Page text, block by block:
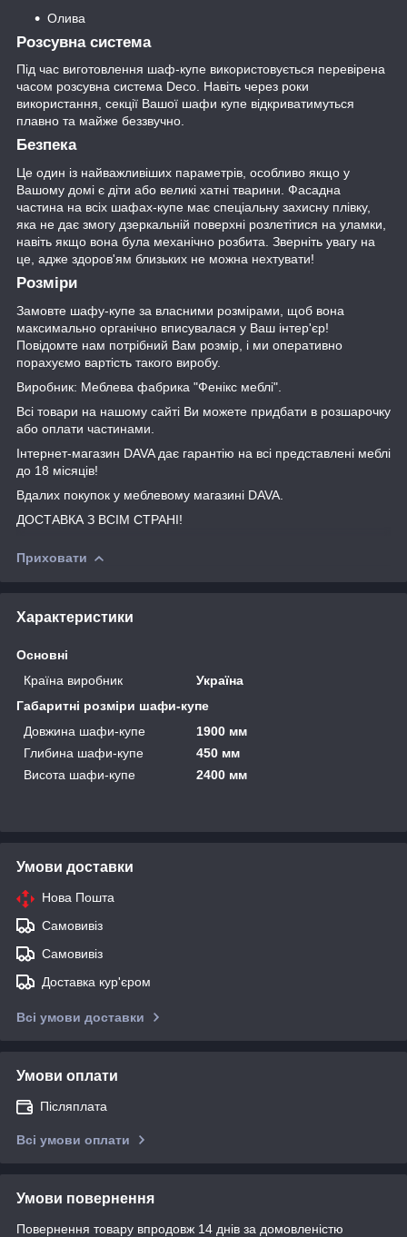
Олива
Розсувна система
Під час виготовлення шаф-купе використовується перевірена
часом розсувна система Deco. Навіть через роки
використання, секції Вашої шафи купе відкриватимуться
плавно та майже беззвучно.
Безпека
Це один із найважливіших параметрів, особливо якщо у
Вашому домі є діти або великі хатні тварини. Фасадна
частина на всіх шафах-купе має спеціальну захисну плівку,
яка не дає змогу дзеркальній поверхні розлетітися на уламки,
навіть якщо вона була механічно розбита. Зверніть увагу на
це, адже здоров'ям близьких не можна нехтувати!
Розміри
Замовте шафу-купе за власними розмірами, щоб вона
максимально органічно вписувалася у Ваш інтер'єр!
Повідомте нам потрібний Вам розмір, і ми оперативно
порахуємо вартість такого виробу.
Виробник: Меблева фабрика "Фенікс меблі".
Всі товари на нашому сайті Ви можете придбати в розшарочку
або оплати частинами.
Інтернет-магазин DAVA дає гарантію на всі представлені меблі
до 18 місяців!
Вдалих покупок у меблевому магазині DAVA.
ДОСТАВКА З ВСІМ СТРАНІ!
Приховати
Характеристики
Основні
Країна виробник
Україна
Габаритні розміри шафи-купе
Довжина шафи-купе
1900 мм
Глибина шафи-купе
450 мм
Висота шафи-купе
2400 мм
Умови доставки
Нова Пошта
Самовивіз
Самовивіз
Доставка кур'єром
Всі умови доставки
Умови оплати
Післяплата
Всі умови оплати
Умови повернення
Повернення товару впродовж 14 днів за домовленістю